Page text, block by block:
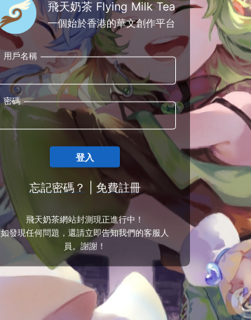
飛天奶茶 Flying Milk Tea
一個始於香港的華文創作平台
用戶名稱
密碼
登入
忘記密碼？ 免費註冊
飛天奶茶網站封測現正進行中！
如發現任何問題，還請立即告知我們的客服人
員。謝謝！